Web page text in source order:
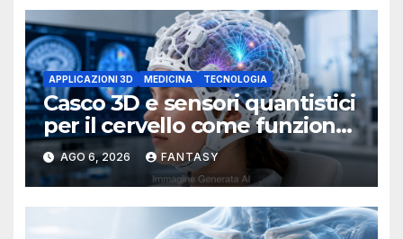
APPLICAZIONI 3D MEDICINA TECNOLOGIA
Casco 3D e sensori quantistici
per il cervello come funziona
l’OPM-MEG
AGO 6, 2026 FANTASY